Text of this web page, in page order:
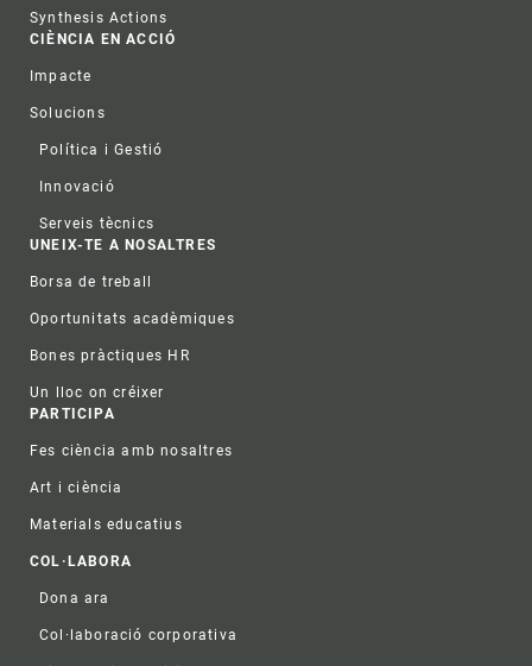
Synthesis Actions
CIÈNCIA EN ACCIÓ
Impacte
Solucions
Política i Gestió
Innovació
Serveis tècnics
UNEIX-TE A NOSALTRES
Borsa de treball
Oportunitats acadèmiques
Bones pràctiques HR
Un lloc on créixer
PARTICIPA
Fes ciència amb nosaltres
Art i ciència
Materials educatius
COL·LABORA
Dona ara
Col·laboració corporativa